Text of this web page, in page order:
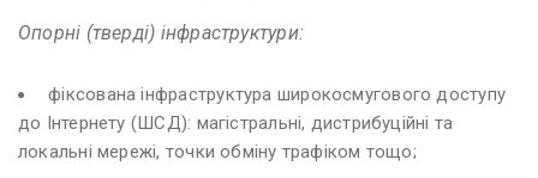
Опорні (тверді) інфраструктури:
фіксована інфраструктура широкосмугового доступу
до Інтернету (ШСД): магістральні, дистрибуційні та
локальні мережі, точки обміну трафіком тощо;